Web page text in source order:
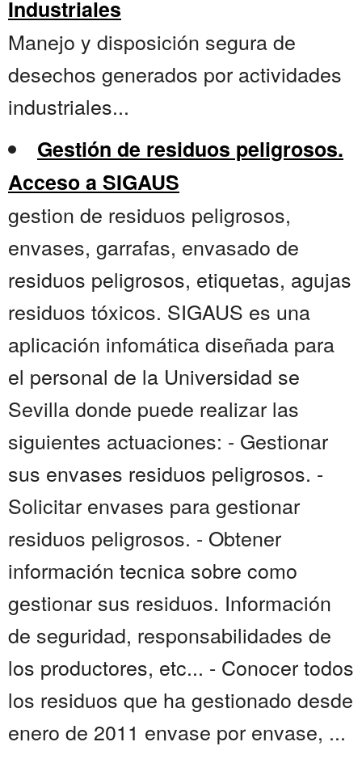
Industriales
Manejo y disposición segura de
desechos generados por actividades
industriales...
Gestión de residuos peligrosos.
Acceso a SIGAUS
gestion de residuos peligrosos,
envases, garrafas, envasado de
residuos peligrosos, etiquetas, agujas
residuos tóxicos. SIGAUS es una
aplicación infomática diseñada para
el personal de la Universidad se
Sevilla donde puede realizar las
siguientes actuaciones: - Gestionar
sus envases residuos peligrosos. -
Solicitar envases para gestionar
residuos peligrosos. - Obtener
información tecnica sobre como
gestionar sus residuos. Información
de seguridad, responsabilidades de
los productores, etc... - Conocer todos
los residuos que ha gestionado desde
enero de 2011 envase por envase, ...